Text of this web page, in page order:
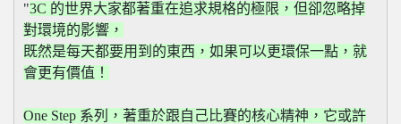
3C 的世界大家都著重在追求規格的極限，但卻忽略掉
對環境的影響，
既然是每天都要用到的東西，如果可以更環保一點，就
會更有價值！
One Step 系列，著重於跟自己比賽的核心精神，它或許